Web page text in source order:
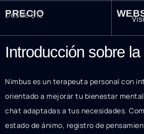
PRECIO
Desde $12
Introducción sobre
Nimbus es un terapeuta personal con
orientado a mejorar tu bienestar
chat adaptadas a tus necesidades.
estado de ánimo, registro de